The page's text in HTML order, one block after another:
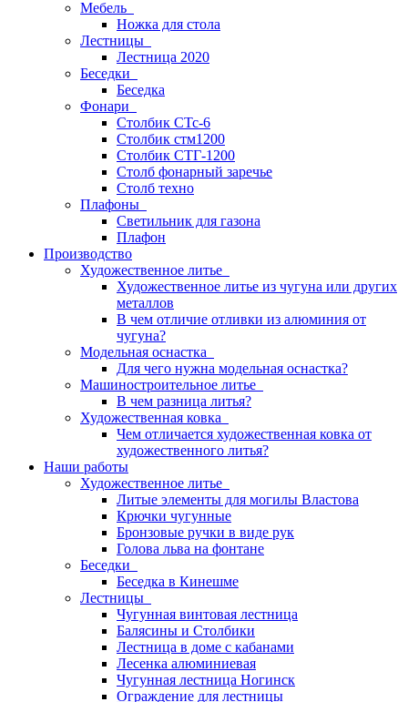
Мебель
Ножка для стола
Лестницы
Лестница 2020
Беседки
Беседка
Фонари
Столбик СТс-6
Столбик стм1200
Столбик СТГ-1200
Столб фонарный заречье
Столб техно
Плафоны
Светильник для газона
Плафон
Производство
Художественное литье
Художественное литье из чугуна или других
металлов
В чем отличие отливки из алюминия от
чугуна?
Модельная оснастка
Для чего нужна модельная оснастка?
Машиностроительное литье
В чем разница литья?
Художественная ковка
Чем отличается художественная ковка от
художественного литья?
Наши работы
Художественное литье
Литые элементы для могилы Властова
Крючки чугунные
Бронзовые ручки в виде рук
Голова льва на фонтане
Беседки
Беседка в Кинешме
Лестницы
Чугунная винтовая лестница
Балясины и Столбики
Лестница в доме с кабанами
Лесенка алюминиевая
Чугунная лестница Ногинск
Ограждение для лестницы